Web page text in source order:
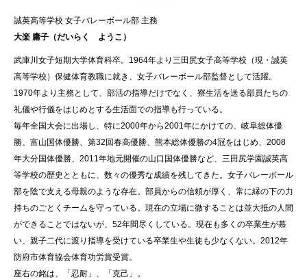
誠英高等学校 女子バレーボール部 主務
大楽 庸子（だいらく ようこ）
武庫川女子短期大学体育科卒。1964年より三田尻女子高等学校（現・誠英
高等学校）保健体育教職に就き、女子バレーボール部監督として活躍。
1970年より主務として、部活の指導だけでなく、寮生活を送る部員たちの
礼儀や行儀をはじめとする生活面での指導も行っている。
毎年全国大会に出場し、特に2000年から2001年にかけての、岐阜総体優
勝、富山国体優勝、第32回春高優勝、熊本総体優勝の4冠をはじめ、2008
年大分国体優勝、2011年地元開催の山口国体優勝など、三田尻学園誠英高
等学校の歴史とともに、数々の優秀な成績を残してきた。女子バレーボール
部を陰で支える母親のような存在。部員からの信頼が厚く、常に縁の下の力
持ちのごとくチームを守っている。現在の立場に徹することは並大抵の人間
ができることではないが、52年間尽くしている。現在も多くの卒業生が慕
い、親子二代に渡り指導を受けている卒業生や生徒も少なくない。2012年
防府市体育協会体育功労賞受賞。
座右の銘は、「忍耐」、「克己」。